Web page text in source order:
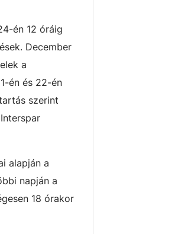
én 12 óráig
December
a
én és 22-én
szerint
alapján a
napján a
18 órakor